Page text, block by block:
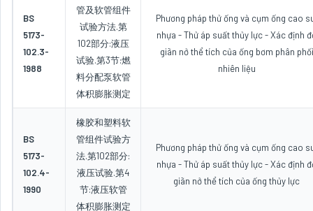
BS
5173-
102.3-
1988
管及软管组件
试验方法.第
102部分:液压
试验.第3节:燃
料分配泵软管
体积膨胀测定
Phương pháp thử ống và cụm ống cao
nhựa - Thử áp suất thủy lực - Xác định
giãn nở thể tích của ống bơm phân phối
nhiên liệu
BS
5173-
102.4-
1990
橡胶和塑料软
管组件试验方
法.第102部分:
液压试验.第4
节:液压软管
体积膨胀测定
Phương pháp thử ống và cụm ống cao
nhựa - Thử áp suất thủy lực - Xác định
giãn nở thể tích của ống thủy lực